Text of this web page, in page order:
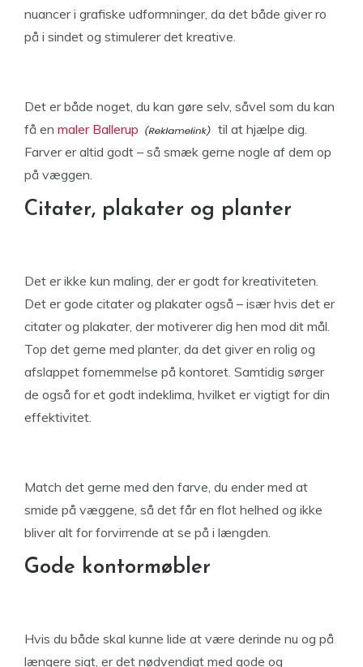
nuancer i grafiske udformninger, da det både giver ro
på i sindet og stimulerer det kreative.
Det er både noget, du kan gøre selv, såvel som du kan
få en maler Ballerup
til at hjælpe dig.
Farver er altid godt – så smæk gerne nogle af dem op
på væggen.
Citater, plakater og planter
Det er ikke kun maling, der er godt for kreativiteten.
Det er gode citater og plakater også – især hvis det er
citater og plakater, der motiverer dig hen mod dit mål.
Top det gerne med planter, da det giver en rolig og
afslappet fornemmelse på kontoret. Samtidig sørger
de også for et godt indeklima, hvilket er vigtigt for din
effektivitet.
Match det gerne med den farve, du ender med at
smide på væggene, så det får en flot helhed og ikke
bliver alt for forvirrende at se på i længden.
Gode kontormøbler
Hvis du både skal kunne lide at være derinde nu og på
længere sigt, er det nødvendigt med gode og